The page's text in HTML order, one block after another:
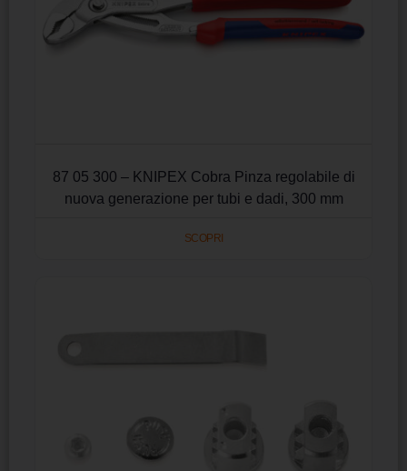
87 05 300 – KNIPEX Cobra Pinza regolabile di
nuova generazione per tubi e dadi, 300 mm
SCOPRI